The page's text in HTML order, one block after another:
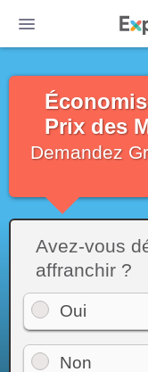
Prix des
Demandez
Avez-vous
affranchir ?
Oui
Non